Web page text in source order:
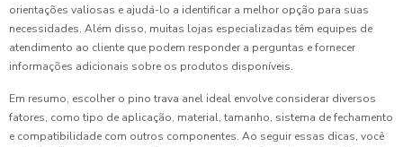
orientações valiosas e ajudá-lo a identificar a melhor opção para suas
necessidades. Além disso, muitas lojas especializadas têm equipes de
atendimento ao cliente que podem responder a perguntas e fornecer
informações adicionais sobre os produtos disponíveis.
Em resumo, escolher o pino trava anel ideal envolve considerar diversos
fatores, como tipo de aplicação, material, tamanho, sistema de fechamento
e compatibilidade com outros componentes. Ao seguir essas dicas, você